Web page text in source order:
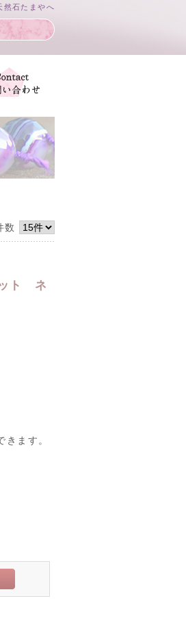
然石たまやへ
数
ト ネ
ます。